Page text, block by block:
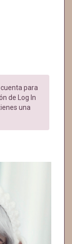
para
de Log In
una